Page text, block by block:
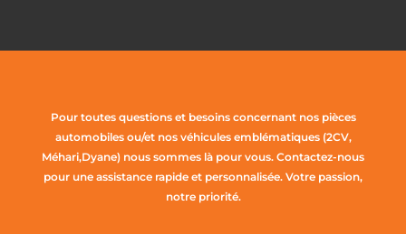
Pour toutes questions et besoins concernant nos pièces
automobiles ou/et nos véhicules emblématiques (2CV,
Méhari,Dyane) nous sommes là pour vous. Contactez-nous
pour une assistance rapide et personnalisée. Votre passion,
notre priorité.